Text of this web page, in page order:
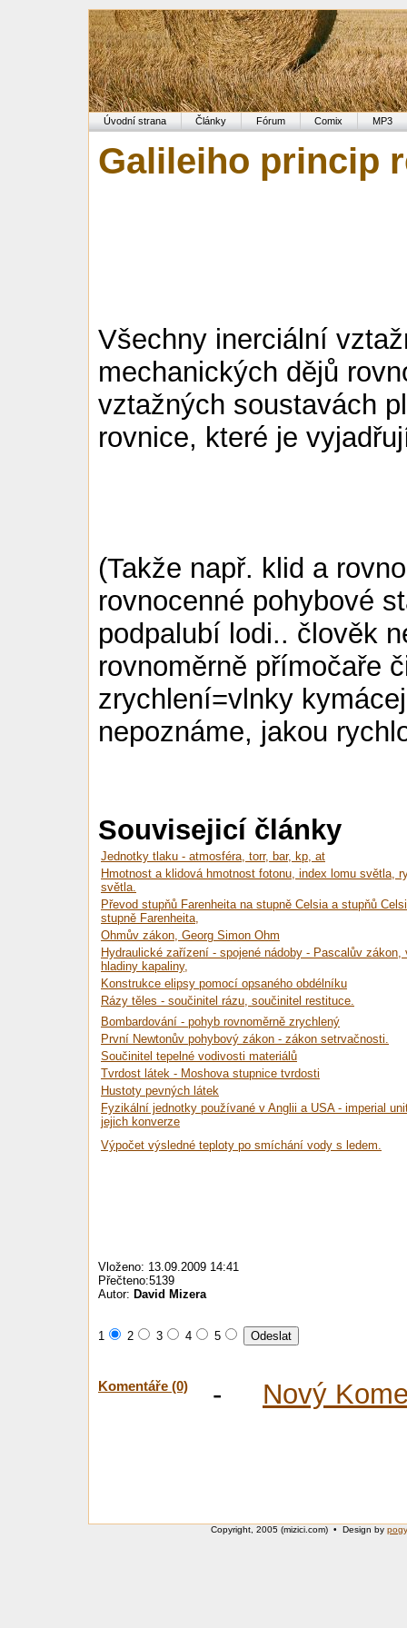
Úvodní strana Články Fórum Comix MP3
Galileiho princip
Všechny inerciální
mechanických dějů
vztažných soustavách
rovnice, které je
(Takže např. klid a
rovnocenné pohybové
podpalubí lodi.. člověk
rovnoměrně přímočaře
zrychlení=vlnky
nepoznáme, jakou
Souvisejicí články
Jednotky tlaku - atmosféra, torr, bar, kp, at
Hmotnost a klidová hmotnost fotonu, index lomu světla,
světla.
Převod stupňů Farenheita na stupně Celsia a stupňů
stupně Farenheita,
Ohmův zákon, Georg Simon Ohm
Hydraulické zařízení - spojené nádoby - Pascalův zákon,
hladiny kapaliny,
Konstrukce elipsy pomocí opsaného obdélníku
Rázy těles - součinitel rázu, součinitel restituce.
Bombardování - pohyb rovnoměrně zrychlený
První Newtonův pohybový zákon - zákon setrvačnosti.
Součinitel tepelné vodivosti materiálů
Tvrdost látek - Moshova stupnice tvrdosti
Hustoty pevných látek
Fyzikální jednotky používané v Anglii a USA - imperial
jejich konverze
Výpočet výsledné teploty po smíchání vody s ledem.
Vloženo: 13.09.2009 14:41
Přečteno:5139
Autor: David Mizera
1 2 3 4 5
Komentáře (0) - Nový
Copyright, 2005 (mizici.com) • Design by